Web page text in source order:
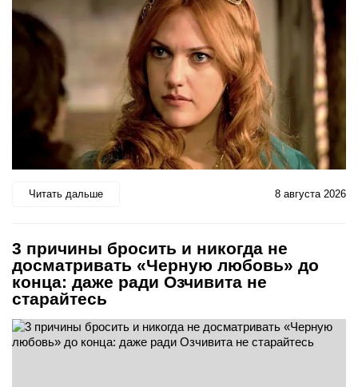
Читать дальше 8 августа 2026
3 причины бросить и никогда не
досматривать «Черную любовь» до
конца: даже ради Озчивита не
старайтесь